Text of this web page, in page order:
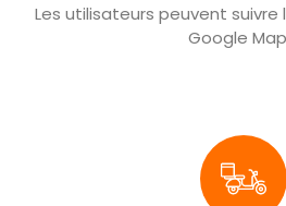
Les utilisateurs peuvent suivre
Google